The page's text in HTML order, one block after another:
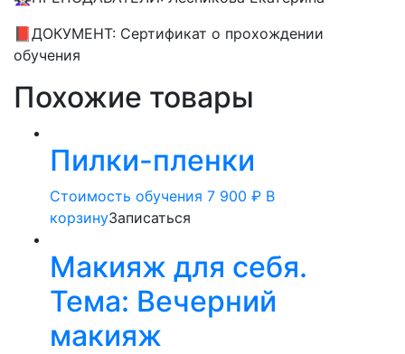
📕ДОКУМЕНТ: Сертификат о прохождении
обучения
Похожие товары
Пилки-пленки
Стоимость обучения 7 900 ₽ В
корзинуЗаписаться
Макияж для себя.
Тема: Вечерний
макияж